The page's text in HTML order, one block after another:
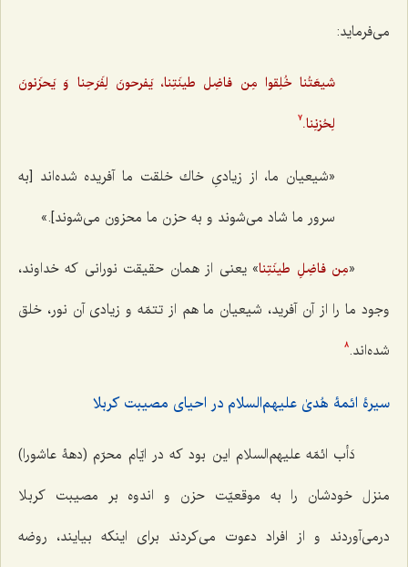
می‌فرماید:
شيعَتُنا خُلِقوا مِن فاضِل طينَتِنا، يَفرحونَ لِفَرَحِنا وَ يَحزَنونَ
لِحُزنِنا.7
«شيعيان ما، از زيادىِ خاك خلقت ما آفريده شده‌اند [به
سرور ما شاد می‌شوند و به حزن ما محزون می‌شوند].»
«مِن فاضِلِ طینَتِنا» يعنى از همان حقيقت نورانى كه خداوند،
وجود ما را از آن‌ آفريد، شيعيان ما هم از تتمّه و زيادى آن نور، خلق
شده‌اند.8
سیرۀ ائمۀ هُدیٰ علیهم‌السلام در احیای مصیبت کربلا
دَأب ائمّه علیهم‌السلام اين بود كه در ايّام محرّم (دهۀ عاشورا)
منزل خودشان را به موقعيّت حزن و اندوه بر مصيبت كربلا
درمى‌آوردند و از افراد دعوت مى‌كردند براى اينكه بيايند، روضه